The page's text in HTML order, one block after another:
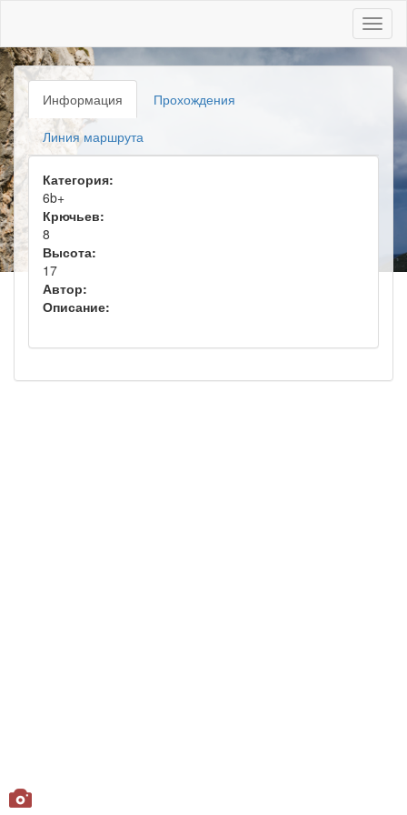
Информация Прохождения
Линия маршрута
Категория:
6b+
Крючьев:
8
Высота:
17
Автор:
Описание: